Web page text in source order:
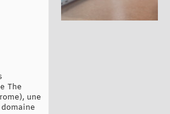
The
une